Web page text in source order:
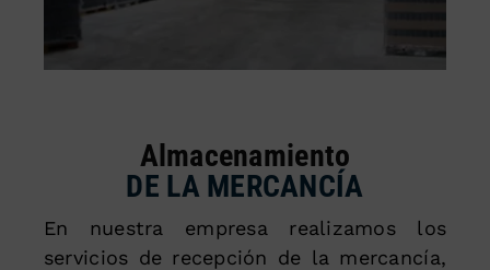
Almacenamiento
DE LA MERCANCÍA
En nuestra empresa realizamos los
servicios de recepción de la mercancía,